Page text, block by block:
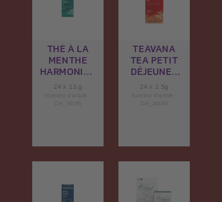
THÉ À LA
MENTHE
HARMONIQU
E TEAVANA
24 x 13.g
Numéro d'article :
CH_16195
TEAVANA
TEA PETIT
DÉJEUNER
ANGLAIS
24 x 2.5g
Numéro d'article :
CH_16193